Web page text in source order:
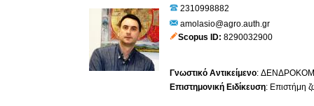
2310998882
amolasio@agro.auth.gr
Scopus ID 8290032900
Γνωστικό Αντικείμενο:
Επιστημονική Ειδίκευση: Επιστήμη